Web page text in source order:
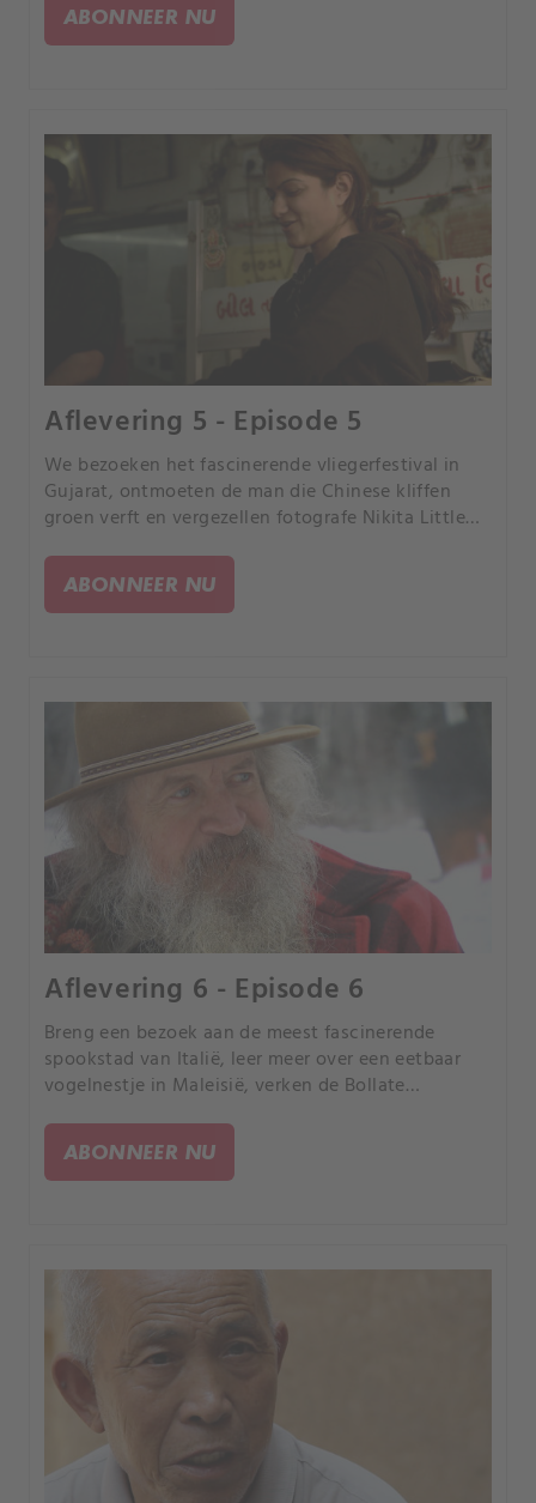
ABONNEER NU
Aflevering 5 - Episode 5
We bezoeken het fascinerende vliegerfestival in
Gujarat, ontmoeten de man die Chinese kliffen
groen verft en vergezellen fotografe Nikita Little
ook India's grootste groentemarkt en China's
Dwergdorp.
ABONNEER NU
Aflevering 6 - Episode 6
Breng een bezoek aan de meest fascinerende
spookstad van Italië, leer meer over een eetbaar
vogelnestje in Maleisië, verken de Bollate
Dr. Seuss Huis wordt genoemd.
ABONNEER NU